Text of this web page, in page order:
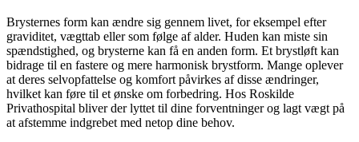
Brysternes form kan ændre sig gennem livet, for eksempel efter
graviditet, vægttab eller som følge af alder. Huden kan miste sin
spændstighed, og brysterne kan få en anden form. Et brystløft kan
bidrage til en fastere og mere harmonisk brystform. Mange oplever
at deres selvopfattelse og komfort påvirkes af disse ændringer,
hvilket kan føre til et ønske om forbedring. Hos Roskilde
Privathospital bliver der lyttet til dine forventninger og lagt vægt på
at afstemme indgrebet med netop dine behov.